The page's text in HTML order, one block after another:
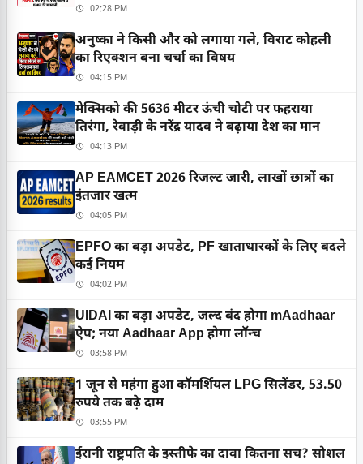
02:28 PM
अनुष्का ने किसी और को लगाया गले, विराट कोहली
का रिएक्शन बना चर्चा का विषय
04:15 PM
मेक्सिको की 5636 मीटर ऊंची चोटी पर फहराया
तिरंगा, रेवाड़ी के नरेंद्र यादव ने बढ़ाया देश का मान
04:13 PM
AP EAMCET 2026 रिजल्ट जारी, लाखों छात्रों का
इंतजार खत्म
04:05 PM
EPFO का बड़ा अपडेट, PF खाताधारकों के लिए बदले
कई नियम
04:02 PM
UIDAI का बड़ा अपडेट, जल्द बंद होगा mAadhaar
ऐप; नया Aadhaar App होगा लॉन्च
03:58 PM
1 जून से महंगा हुआ कॉमर्शियल LPG सिलेंडर, 53.50
रुपये तक बढ़े दाम
03:55 PM
ईरानी राष्ट्रपति के इस्तीफे का दावा कितना सच? सोशल